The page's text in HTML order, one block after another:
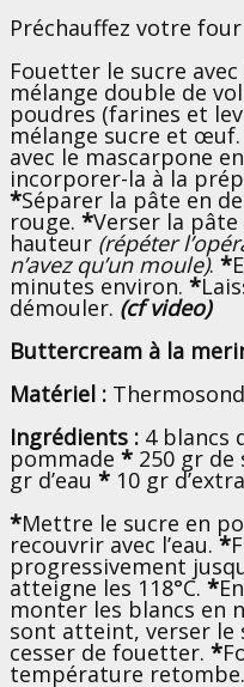
Préchauffez votre four
Fouetter le sucre avec
mélange double de
poudres (farines et
mélange sucre et œuf.
avec le mascarpone
incorporer-la à la
*Séparer la pâte en
rouge. *Verser la pâte
hauteur (répéter
n’avez qu’un moule). *
minutes environ. *
démouler. (cf video)
Buttercream à la
Matériel :
Ingrédients : 4 blancs
pommade * 250 gr de
gr d’eau * 10 gr
*Mettre le sucre en
recouvrir avec l’eau. *
progressivement
atteigne les 118°C. *
monter les blancs en
sont atteint, verser le
cesser de fouetter. *
température retombe.